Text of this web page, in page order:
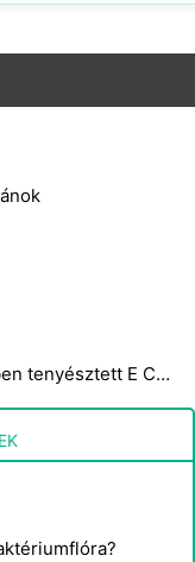
Érvényes lenne-e a TSB táplevesben tenyésztett E Coli-val kapott standard görbe egy NB tenyésztő coli tenyészet mérésére?